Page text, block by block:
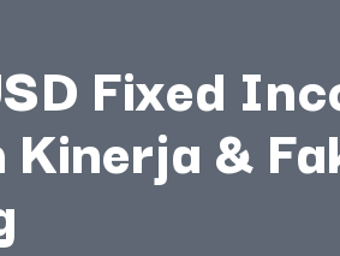
Fixed
Kinerja &